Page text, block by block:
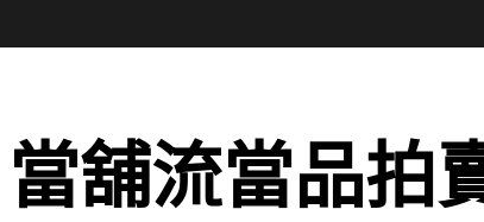
舖流當品拍